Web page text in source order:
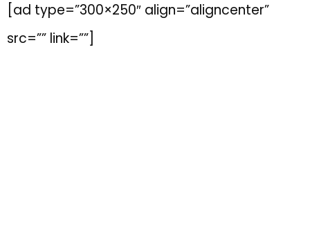
[ad type=”300×250″ align=”aligncenter”
src=”” link=””]